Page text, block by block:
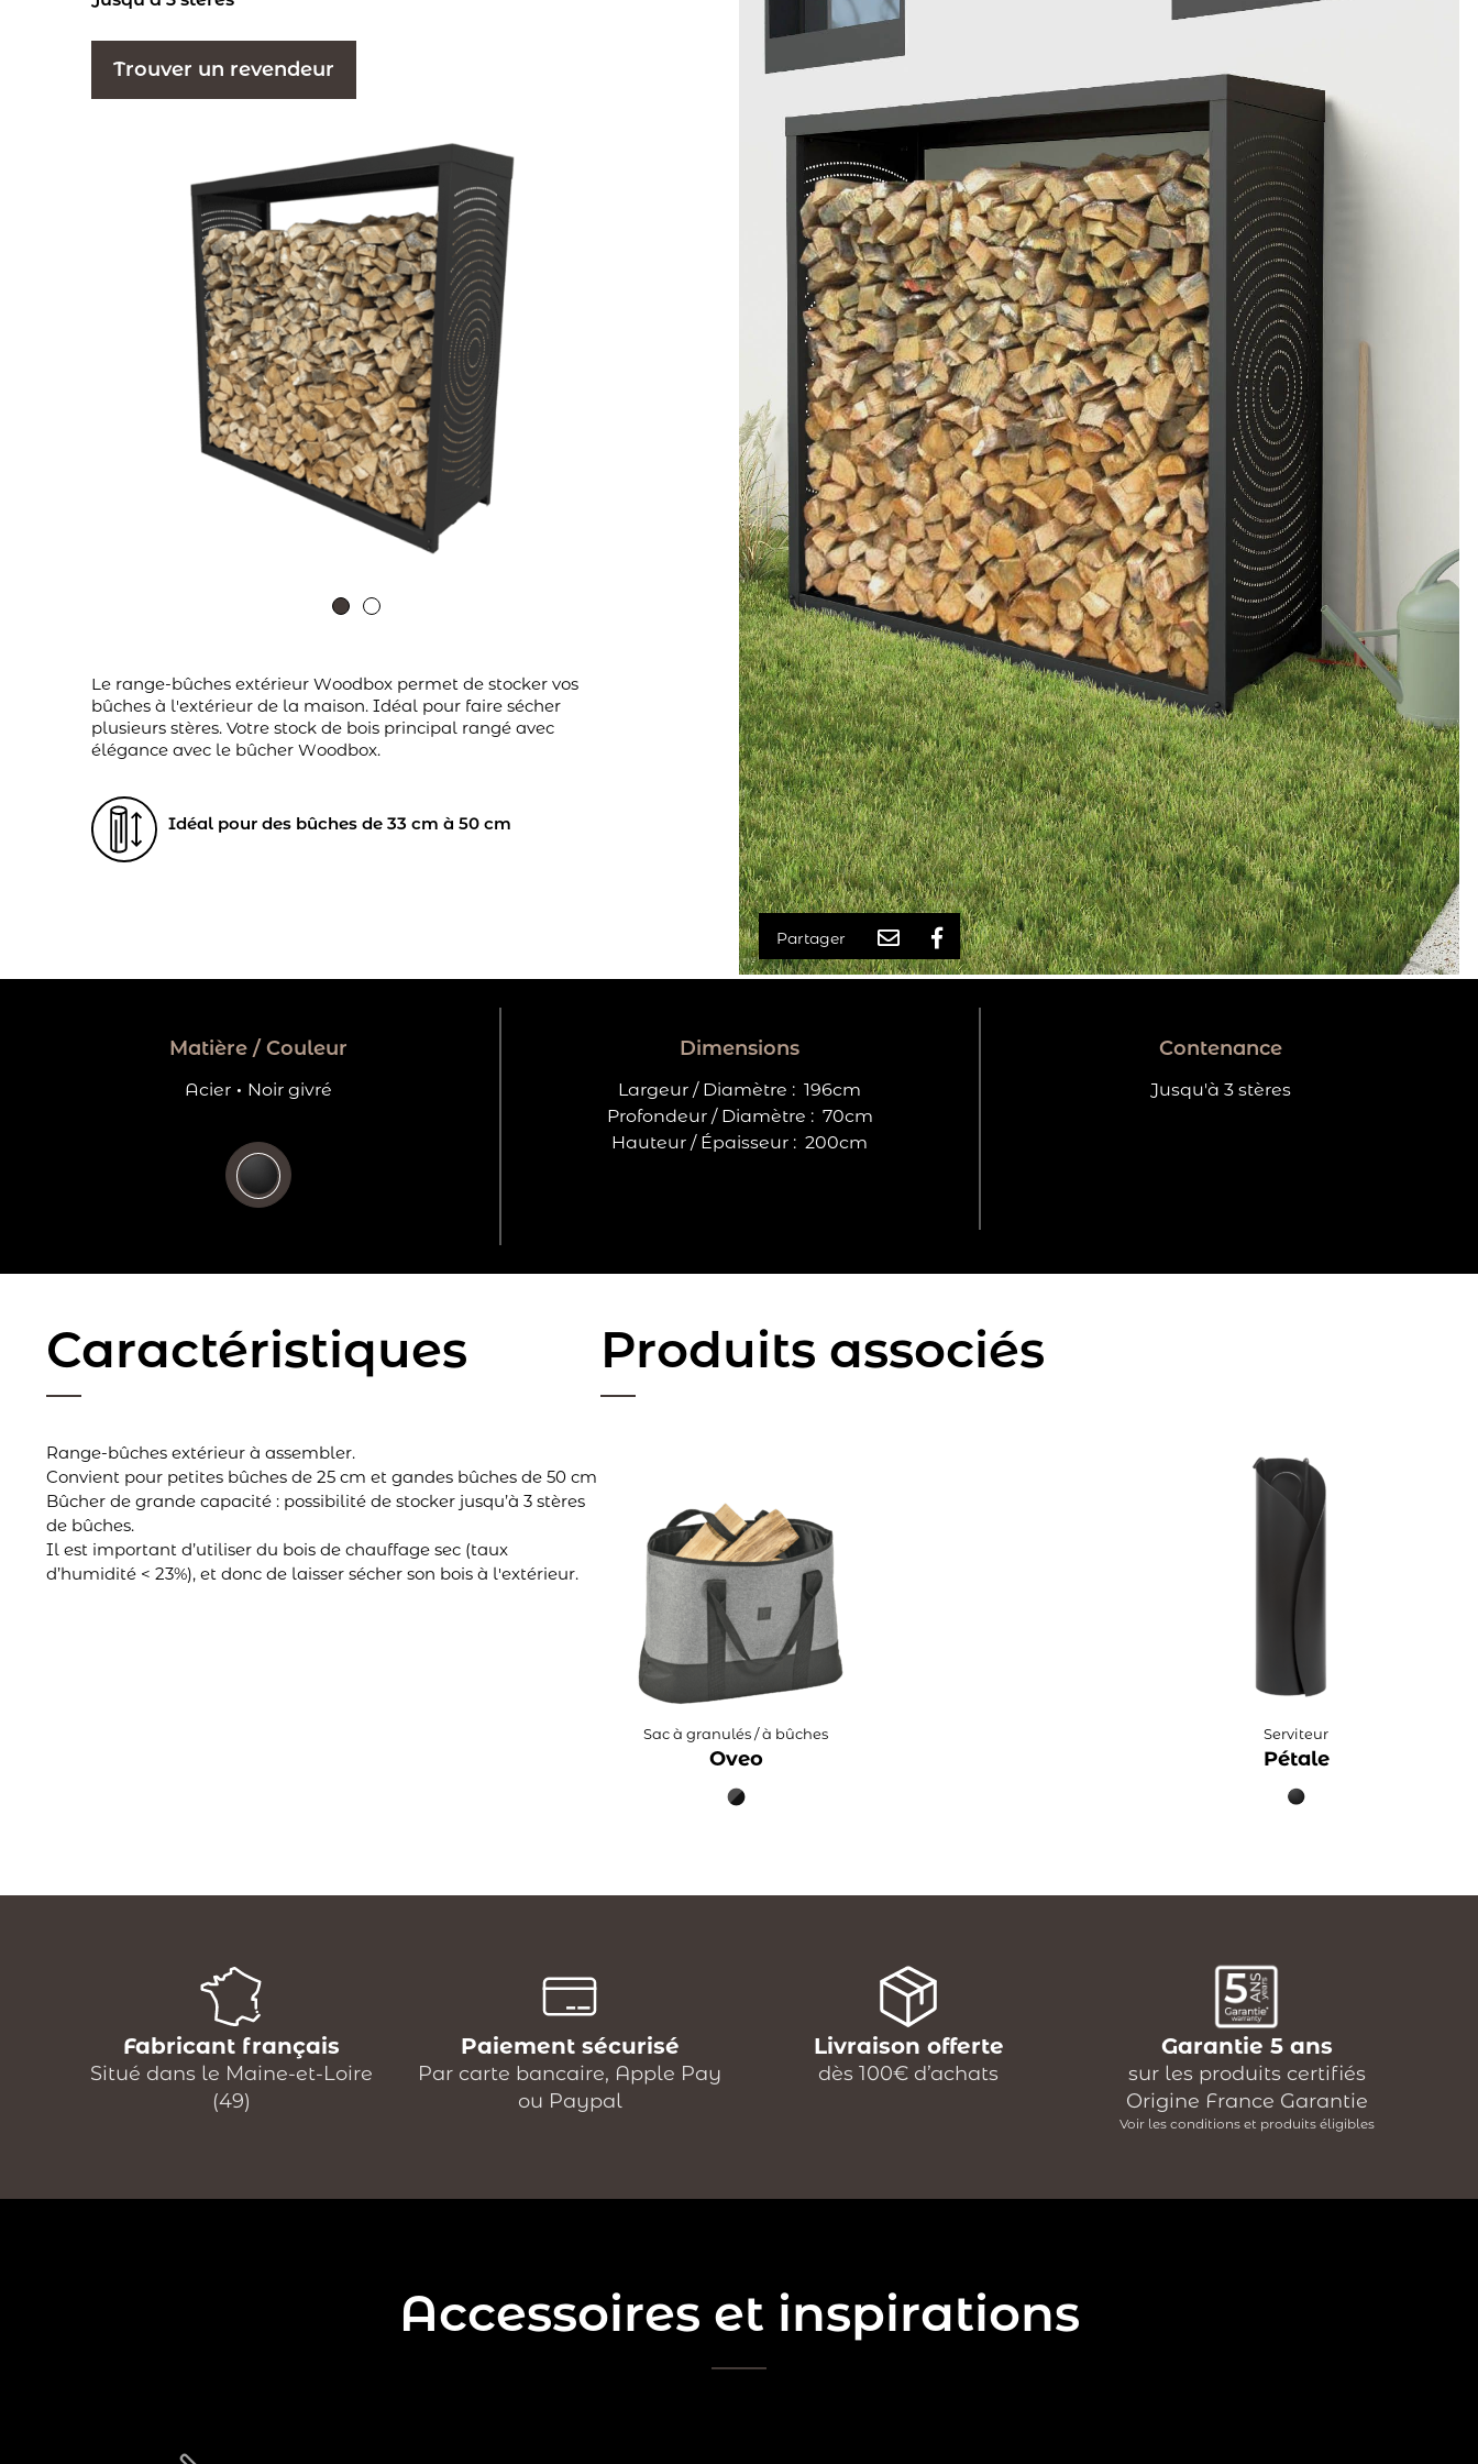
Trouver un revendeur
Le range-bûches extérieur Woodbox permet de stocker vos
bûches à l'extérieur de la maison. Idéal pour faire sécher
plusieurs stères. Votre stock de bois principal rangé avec
élégance avec le bûcher Woodbox.
Idéal pour des bûches de 33 cm à 50 cm
Partager
Matière / Couleur
Acier · Noir givré
Dimensions
Largeur / Diamètre : 196cm
Profondeur / Diamètre : 70cm
Hauteur / Épaisseur : 200cm
Contenance
Jusqu'à 3 stères
Caractéristiques
Range-bûches extérieur à assembler.
Convient pour petites bûches de 25 cm et gandes bûches de 50 cm
Bûcher de grande capacité : possibilité de stocker jusqu’à 3 stères
de bûches.
Il est important d’utiliser du bois de chauffage sec (taux
d’humidité < 23%), et donc de laisser sécher son bois à l'extérieur.
Produits associés
Sac à granulés / à bûches
Oveo
Serviteur
Pétale
Fabricant français
Situé dans le Maine-et-Loire
(49)
Paiement sécurisé
Par carte bancaire, Apple Pay
ou Paypal
Livraison offerte
dès 100€ d’achats
Garantie 5 ans
sur les produits certifiés
Origine France Garantie
Voir les conditions et produits éligibles
Accessoires et inspirations